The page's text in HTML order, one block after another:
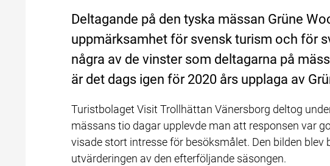
Deltagande på den tyska mässan Grüne
uppmärksamhet för svensk turism och för
några av de vinster som deltagarna på
är det dags igen för 2020 års upplaga av
Turistbolaget Visit Trollhättan Vänersborg deltog
mässans tio dagar upplevde man att responsen var
visade stort intresse för besöksmålet. Den bilden blev
utvärderingen av den efterföljande säsongen.